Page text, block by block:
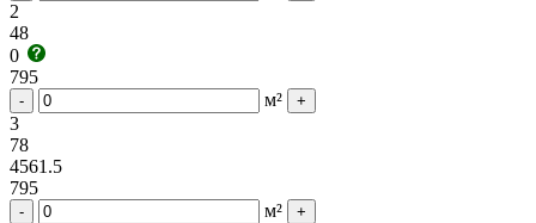
2
48
0
795
- м² +
3
78
4561.5
795
- м² +